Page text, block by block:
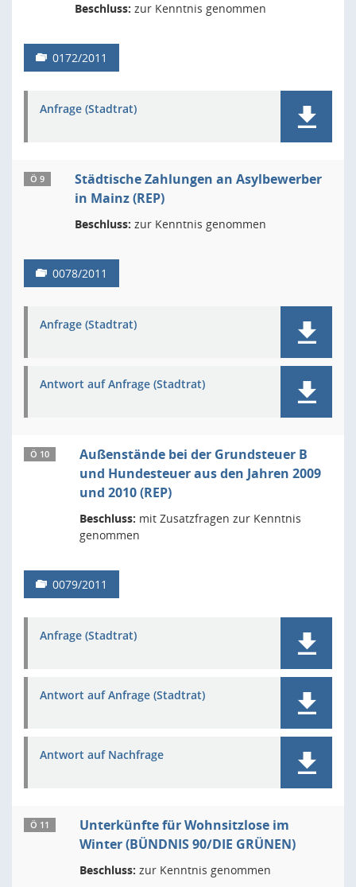
Beschluss: zur Kenntnis genommen
0172/2011
Anfrage (Stadtrat)
Ö 9
Städtische Zahlungen an Asylbewerber
in Mainz (REP)
Beschluss: zur Kenntnis genommen
0078/2011
Anfrage (Stadtrat)
Antwort auf Anfrage (Stadtrat)
Ö 10
Außenstände bei der Grundsteuer B
und Hundesteuer aus den Jahren 2009
und 2010 (REP)
Beschluss: mit Zusatzfragen zur Kenntnis
genommen
0079/2011
Anfrage (Stadtrat)
Antwort auf Anfrage (Stadtrat)
Antwort auf Nachfrage
Ö 11
Unterkünfte für Wohnsitzlose im
Winter (BÜNDNIS 90/DIE GRÜNEN)
Beschluss: zur Kenntnis genommen